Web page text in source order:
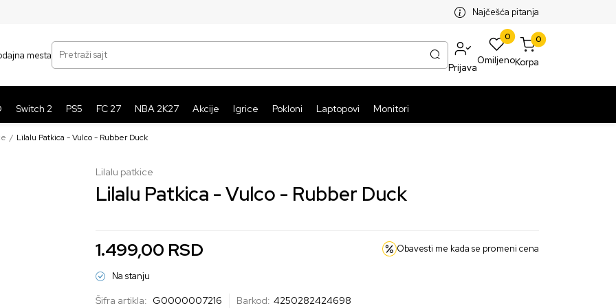
BESPLATNA ISPORUKA PAKETA PREKO 5999 RSDNajčešća pitanja
mesta
Pretraži sajt
Prijava
0
Omiljeno
0
Korpa
Switch 2 PS5 FC 27 NBA 2K27 Akcije Igrice Pokloni Laptopovi Monitori
Lilalu Patkica - Vulco - Rubber Duck
Lilalu patkice
Lilalu Patkica - Vulco - Rubber Duck
1.499,00 RSD Obavesti me kada se promeni cena
Na stanju
Šifra artikla: G0000007216 Barkod: 4250282424698